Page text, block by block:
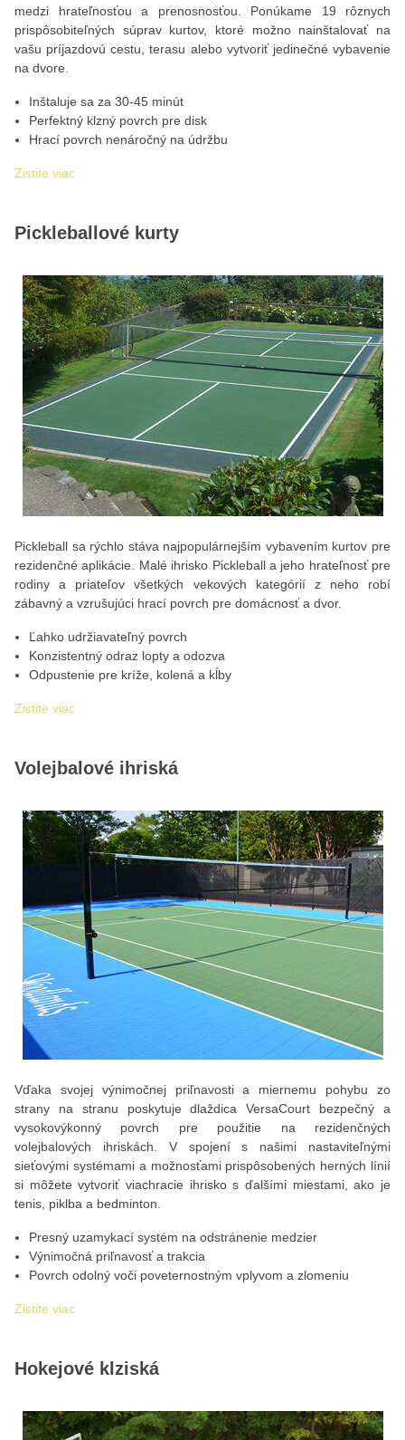
medzi hrateľnosťou a prenosnosťou. Ponúkame 19 rôznych
prispôsobiteľných súprav kurtov, ktoré možno nainštalovať na
vašu príjazdovú cestu, terasu alebo vytvoriť jedinečné vybavenie
na dvore.
Inštaluje sa za 30-45 minút
Perfektný klzný povrch pre disk
Hrací povrch nenáročný na údržbu
Zistite viac
Pickleballové kurty
Pickleball sa rýchlo stáva najpopulárnejším vybavením kurtov pre
rezidenčné aplikácie. Malé ihrisko Pickleball a jeho hrateľnosť pre
rodiny a priateľov všetkých vekových kategórií z neho robí
zábavný a vzrušujúci hrací povrch pre domácnosť a dvor.
Ľahko udržiavateľný povrch
Konzistentný odraz lopty a odozva
Odpustenie pre kríže, kolená a kĺby
Zistite viac
Volejbalové ihriská
Vďaka svojej výnimočnej priľnavosti a miernemu pohybu zo
strany na stranu poskytuje dlaždica VersaCourt bezpečný a
vysokovýkonný povrch pre použitie na rezidenčných
volejbalových ihriskách. V spojení s našimi nastaviteľnými
sieťovými systémami a možnosťami prispôsobených herných línií
si môžete vytvoriť viachracie ihrisko s ďalšími miestami, ako je
tenis, piklba a bedminton.
Presný uzamykací systém na odstránenie medzier
Výnimočná priľnavosť a trakcia
Povrch odolný voči poveternostným vplyvom a zlomeniu
Zistite viac
Hokejové klziská